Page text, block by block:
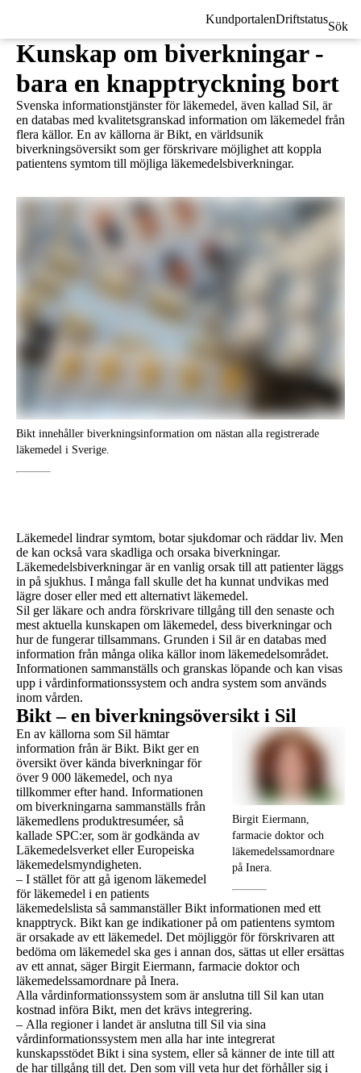
KundportalenDriftstatus
Sök
Kunskap om biverkningar -
bara en knapptryckning bort
Svenska informationstjänster för läkemedel, även kallad Sil, är
en databas med kvalitetsgranskad information om läkemedel från
flera källor. En av källorna är Bikt, en världsunik
biverkningsöversikt som ger förskrivare möjlighet att koppla
patientens symtom till möjliga läkemedelsbiverkningar.
Bikt innehåller biverkningsinformation om nästan alla registrerade
läkemedel i Sverige.
Läkemedel lindrar symtom, botar sjukdomar och räddar liv. Men
de kan också vara skadliga och orsaka biverkningar.
Läkemedelsbiverkningar är en vanlig orsak till att patienter läggs
in på sjukhus. I många fall skulle det ha kunnat undvikas med
lägre doser eller med ett alternativt läkemedel.
Sil ger läkare och andra förskrivare tillgång till den senaste och
mest aktuella kunskapen om läkemedel, dess biverkningar och
hur de fungerar tillsammans. Grunden i Sil är en databas med
information från många olika källor inom läkemedelsområdet.
Informationen sammanställs och granskas löpande och kan visas
upp i vårdinformationssystem och andra system som används
inom vården.
Bikt – en biverkningsöversikt i Sil
Birgit Eiermann,
farmacie doktor och
läkemedelssamordnare
på Inera.
En av källorna som Sil hämtar
information från är Bikt. Bikt ger en
översikt över kända biverkningar för
över 9 000 läkemedel, och nya
tillkommer efter hand. Informationen
om biverkningarna sammanställs från
läkemedlens produktresuméer, så
kallade SPC:er, som är godkända av
Läkemedelsverket eller Europeiska
läkemedelsmyndigheten.
– I stället för att gå igenom läkemedel
för läkemedel i en patients
läkemedelslista så sammanställer Bikt informationen med ett
knapptryck. Bikt kan ge indikationer på om patientens symtom
är orsakade av ett läkemedel. Det möjliggör för förskrivaren att
bedöma om läkemedel ska ges i annan dos, sättas ut eller ersättas
av ett annat, säger Birgit Eiermann, farmacie doktor och
läkemedelssamordnare på Inera.
Alla vårdinformationssystem som är anslutna till Sil kan utan
kostnad införa Bikt, men det krävs integrering.
– Alla regioner i landet är anslutna till Sil via sina
vårdinformationssystem men alla har inte integrerat
kunskapsstödet Bikt i sina system, eller så känner de inte till att
de har tillgång till det. Den som vill veta hur det förhåller sig i